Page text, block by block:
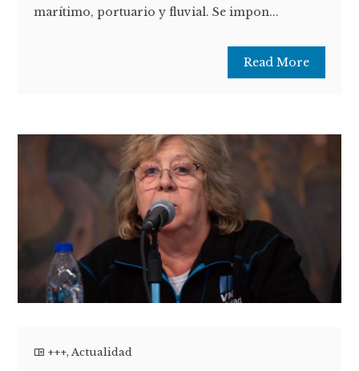
marítimo, portuario y fluvial. Se impon...
Read More
+++,Actualidad